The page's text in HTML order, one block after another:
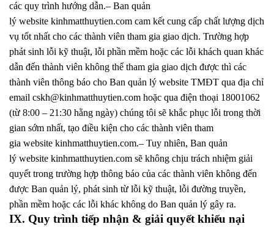
các quy trình hướng dẫn.– Ban quản
lý website kinhmatthuytien.com cam kết cung cấp chất lượng dịch
vụ tốt nhất cho các thành viên tham gia giao dịch. Trường hợp
phát sinh lỗi kỹ thuật, lỗi phần mềm hoặc các lỗi khách quan khác
dẫn đến thành viên không thể tham gia giao dịch được thì các
thành viên thông báo cho Ban quản lý website TMĐT qua địa chỉ
email cskh@kinhmatthuytien.com hoặc qua điện thoại 18001062
(từ 8:00 – 21:30 hằng ngày) chúng tôi sẽ khắc phục lỗi trong thời
gian sớm nhất, tạo điều kiện cho các thành viên tham
gia website kinhmatthuytien.com.– Tuy nhiên, Ban quản
lý website kinhmatthuytien.com sẽ không chịu trách nhiệm giải
quyết trong trường hợp thông báo của các thành viên không đến
được Ban quản lý, phát sinh từ lỗi kỹ thuật, lỗi đường truyền,
phần mềm hoặc các lỗi khác không do Ban quản lý gây ra.
IX. Quy trình tiếp nhận & giải quyết khiếu nại